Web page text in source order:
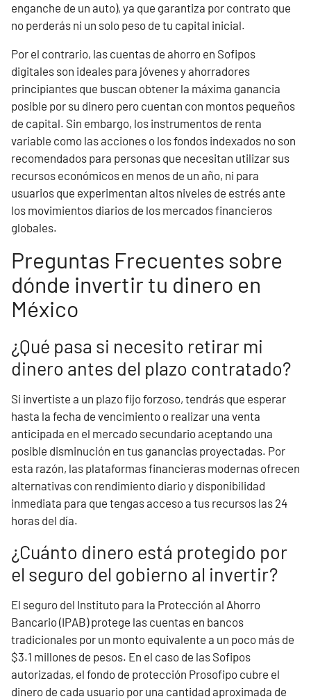
enganche de un auto), ya que garantiza por contrato que
no perderás ni un solo peso de tu capital inicial.
Por el contrario, las cuentas de ahorro en Sofipos
digitales son ideales para jóvenes y ahorradores
principiantes que buscan obtener la máxima ganancia
posible por su dinero pero cuentan con montos pequeños
de capital. Sin embargo, los instrumentos de renta
variable como las acciones o los fondos indexados no son
recomendados para personas que necesitan utilizar sus
recursos económicos en menos de un año, ni para
usuarios que experimentan altos niveles de estrés ante
los movimientos diarios de los mercados financieros
globales.
Preguntas Frecuentes sobre
dónde invertir tu dinero en
México
¿Qué pasa si necesito retirar mi
dinero antes del plazo contratado?
Si invertiste a un plazo fijo forzoso, tendrás que esperar
hasta la fecha de vencimiento o realizar una venta
anticipada en el mercado secundario aceptando una
posible disminución en tus ganancias proyectadas. Por
esta razón, las plataformas financieras modernas ofrecen
alternativas con rendimiento diario y disponibilidad
inmediata para que tengas acceso a tus recursos las 24
horas del día.
¿Cuánto dinero está protegido por
el seguro del gobierno al invertir?
El seguro del Instituto para la Protección al Ahorro
Bancario (IPAB) protege las cuentas en bancos
tradicionales por un monto equivalente a un poco más de
$3.1 millones de pesos. En el caso de las Sofipos
autorizadas, el fondo de protección Prosofipo cubre el
dinero de cada usuario por una cantidad aproximada de